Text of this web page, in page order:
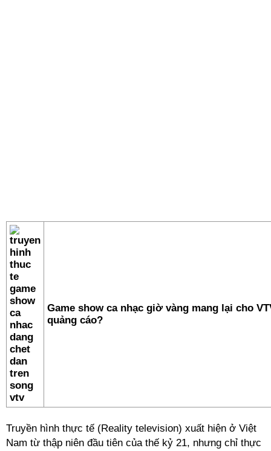
Game show ca nhạc giờ vàng mang lại cho
quảng cáo?
Truyền hình thực tế (Reality television) xuất hiện ở Việt
Nam từ thập niên đầu tiên của thế kỷ 21, nhưng chỉ thực